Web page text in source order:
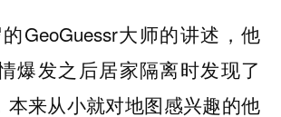
GeoGuessr大师的讲述，他
爆发之后居家隔离时发现了
本来从小就对地图感兴趣的他